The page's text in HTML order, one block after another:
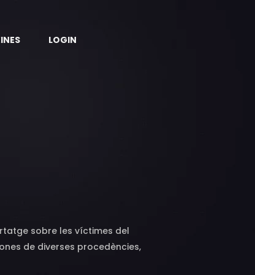
LOGIN
sobre les víctimes del
de diverses procedències,
ens expliquen com van ser